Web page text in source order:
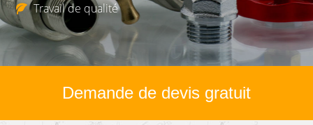
Travail de qualité
Demande de devis gratuit